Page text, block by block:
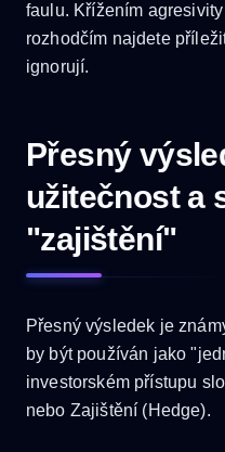
faulu. Křížením
rozhodčím najdete
ignorují.
Přesný
užitečnost a
"zajištění"
Přesný výsledek je
by být používán jako
investorském přístupu
nebo Zajištění (Hedge).